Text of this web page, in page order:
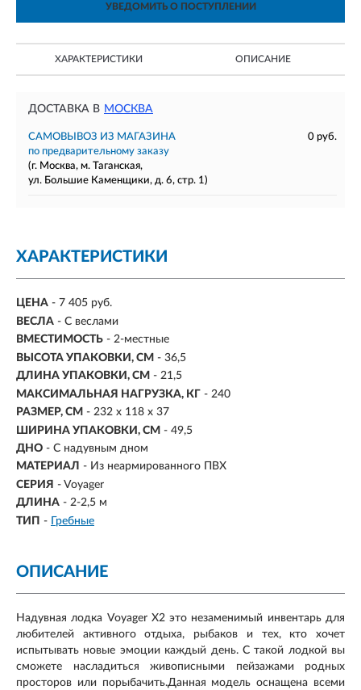
УВЕДОМИТЬ О ПОСТУПЛЕНИИ
ХАРАКТЕРИСТИКИ ОПИСАНИЕ
ДОСТАВКА В МОСКВА
САМОВЫВОЗ ИЗ МАГАЗИНА
0 руб.
по предварительному заказу
(г. Москва, м. Таганская,
ул. Большие Каменщики, д. 6, стр. 1)
ХАРАКТЕРИСТИКИ
ЦЕНА - 7 405 руб.
ВЕСЛА - С веслами
ВМЕСТИМОСТЬ - 2-местные
ВЫСОТА УПАКОВКИ, СМ - 36,5
ДЛИНА УПАКОВКИ, СМ - 21,5
МАКСИМАЛЬНАЯ НАГРУЗКА, КГ - 240
РАЗМЕР, СМ - 232 х 118 х 37
ШИРИНА УПАКОВКИ, СМ - 49,5
ДНО - С надувным дном
МАТЕРИАЛ - Из неармированного ПВХ
СЕРИЯ - Voyager
ДЛИНА - 2-2,5 м
ТИП - Гребные
ОПИСАНИЕ
Надувная лодка Voyager X2 это незаменимый инвентарь для
любителей активного отдыха, рыбаков и тех, кто хочет
испытывать новые эмоции каждый день. С такой лодкой вы
сможете насладиться живописными пейзажами родных
просторов или порыбачить.Данная модель оснащена всеми